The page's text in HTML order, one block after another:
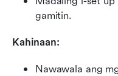
gamitin.
Kahinaan:
Nawawala ang